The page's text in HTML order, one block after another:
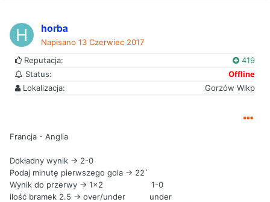
horba
Napisano 13 Czerwiec 2017
Reputacja:
419
Status:
Offline
Lokalizacja:
Gorzów Wlkp
Francja - Anglia
Dokładny wynik -> 2-0
Podaj minutę pierwszego gola -> 22`
Wynik do przerwy -> 1x2 1-0
ilość bramek 2.5 -> over/under under